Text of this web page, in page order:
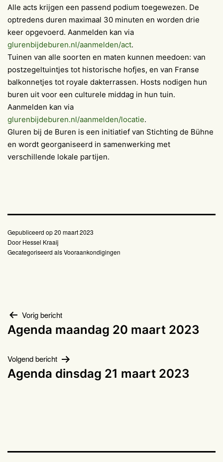
Alle acts krijgen een passend podium toegewezen. De
optredens duren maximaal 30 minuten en worden drie
keer opgevoerd. Aanmelden kan via
glurenbijdeburen.nl/aanmelden/act.
Tuinen van alle soorten en maten kunnen meedoen: van
postzegeltuintjes tot historische hofjes, en van Franse
balkonnetjes tot royale dakterrassen. Hosts nodigen hun
buren uit voor een culturele middag in hun tuin.
Aanmelden kan via
glurenbijdeburen.nl/aanmelden/locatie.
Gluren bij de Buren is een initiatief van Stichting de Bühne
en wordt georganiseerd in samenwerking met
verschillende lokale partijen.
Gepubliceerd op20 maart 2023
Door Hessel Kraaij
Gecategoriseerd alsVooraankondigingen
Bericht
navigatie
Vorig bericht
Agenda maandag 20 maart 2023
Volgend bericht
Agenda dinsdag 21 maart 2023